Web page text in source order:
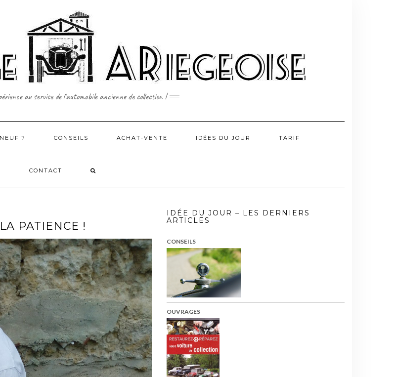
au service de l'automobile ancienne de collection !
? CONSEILS ACHAT-VENTE IDÉES DU JOUR TARIF
CONTACT
PATIENCE !
IDÉE DU JOUR – LES DERNIERS
ARTICLES
CONSEILS
OUVRAGES